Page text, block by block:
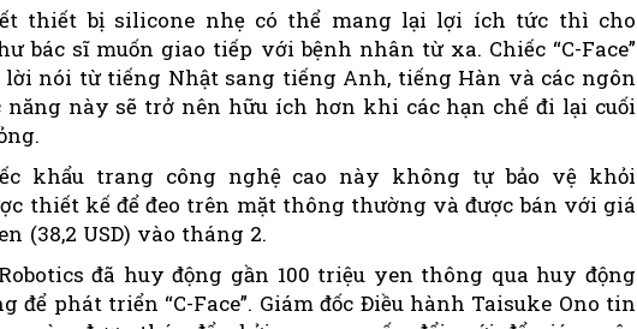
thiết bị silicone nhẹ có thể mang lại lợi ích tức thì cho
bác sĩ muốn giao tiếp với bệnh nhân từ xa. Chiếc “C-Face”
nói từ tiếng Nhật sang tiếng Anh, tiếng Hàn và các ngôn
năng này sẽ trở nên hữu ích hơn khi các hạn chế đi lại cuối
khẩu trang công nghệ cao này không tự bảo vệ khỏi
thiết kế để đeo trên mặt thông thường và được bán với giá
(38,2 USD) vào tháng 2.
đã huy động gần 100 triệu yen thông qua huy động
để phát triển “C-Face”. Giám đốc Điều hành Taisuke Ono tin